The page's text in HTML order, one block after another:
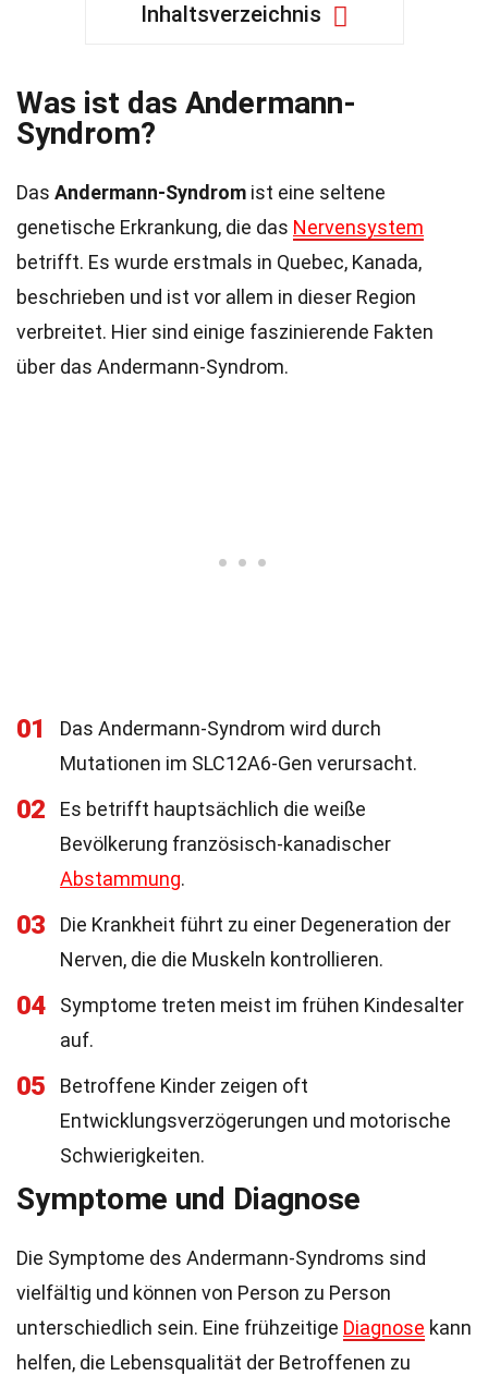
Inhaltsverzeichnis
Was ist das Andermann-
Syndrom?
Das Andermann-Syndrom ist eine seltene
genetische Erkrankung, die das Nervensystem
betrifft. Es wurde erstmals in Quebec, Kanada,
beschrieben und ist vor allem in dieser Region
verbreitet. Hier sind einige faszinierende Fakten
über das Andermann-Syndrom.
01
Das Andermann-Syndrom wird durch
Mutationen im SLC12A6-Gen verursacht.
02
Es betrifft hauptsächlich die weiße
Bevölkerung französisch-kanadischer
Abstammung.
03
Die Krankheit führt zu einer Degeneration der
Nerven, die die Muskeln kontrollieren.
04
Symptome treten meist im frühen Kindesalter
auf.
05
Betroffene Kinder zeigen oft
Entwicklungsverzögerungen und motorische
Schwierigkeiten.
Symptome und Diagnose
Die Symptome des Andermann-Syndroms sind
vielfältig und können von Person zu Person
unterschiedlich sein. Eine frühzeitige Diagnose kann
helfen, die Lebensqualität der Betroffenen zu